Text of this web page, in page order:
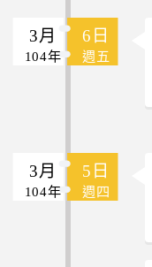
3月 6日
104年 週五
3月 5日
104年 週四